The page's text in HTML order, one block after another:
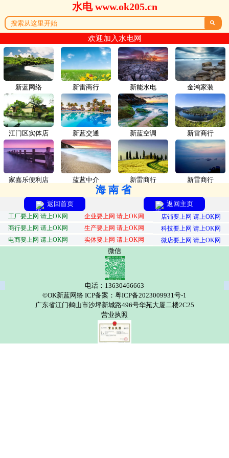
水电 www.ok205.cn

欢迎加入水电网
新蓝网络 新雷商行
江门区实体店 新蓝交通
家嘉乐便利店 蓝蓝中介
新能水电 金鸿家装
新蓝空调 新雷商行
新雷商行 新雷商行
海南省
返回首页 返回主页
工厂要上网 请上OK网 企业要上网 请上OK网
店铺要上网 请上OK网
商行要上网 请上OK网
生产要上网 请上OK网
科技要上网 请上OK网
电商要上网 请上OK网
实体要上网 请上OK网 微店要上网 请上OK网
微信
电话：13630466663
©OK新蓝网络 ICP备案：粤ICP备2023009931号-1
广东省江门鹤山市沙坪新城路496号华苑大厦二楼2C25
营业执照